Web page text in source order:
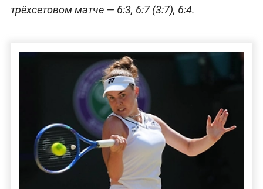
трёхсетовом матче — 6:3, 6:7 (3:7), 6:4.